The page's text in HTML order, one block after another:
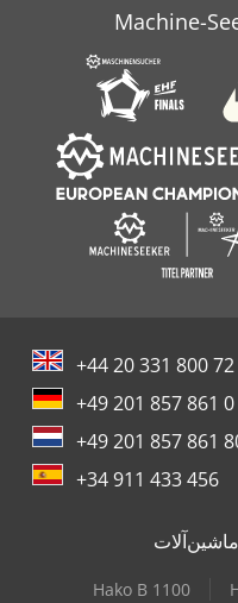
ماشین های صاف
پلاک های ماشین
+44 20 331 800 72
+49 201 857 861 0
+49 201 857 861
+34 911 433 456
Hako B 1100